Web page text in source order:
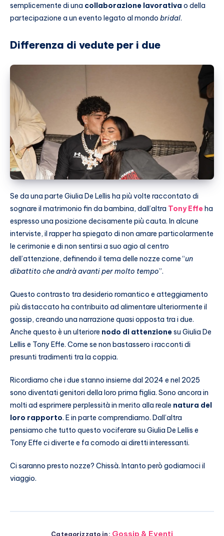
semplicemente di una collaborazione lavorativa o della
partecipazione a un evento legato al mondo bridal.
Differenza di vedute per i due
Se da una parte Giulia De Lellis ha più volte raccontato di
sognare il matrimonio fin da bambina, dall’altra Tony Effe ha
espresso una posizione decisamente più cauta. In alcune
interviste, il rapper ha spiegato di non amare particolarmente
le cerimonie e di non sentirsi a suo agio al centro
dell’attenzione, definendo il tema delle nozze come “un
dibattito che andrà avanti per molto tempo”.
Questo contrasto tra desiderio romantico e atteggiamento
più distaccato ha contribuito ad alimentare ulteriormente il
gossip, creando una narrazione quasi opposta tra i due.
Anche questo è un ulteriore nodo di attenzionesu Giulia De
Lellis e Tony Effe. Come se non bastassero i racconti di
presunti tradimenti tra la coppia.
Ricordiamo che i due stanno insieme dal 2024 e nel 2025
sono diventati genitori della loro prima figlia. Sono ancora in
molti ad esprimere perplessità in merito alla reale natura del
loro rapporto. E in parte comprendiamo. Dall’altra
pensiamo che tutto questo vociferare su Giulia De Lellis e
Tony Effe ci diverte e fa comodo ai diretti interessanti.
Ci saranno presto nozze? Chissà. Intanto però godiamoci il
viaggio.
Categorizzato in: Gossip & Eventi